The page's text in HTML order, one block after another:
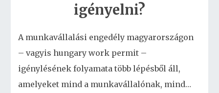
igényelni?
A munkavállalási engedély magyarországon
– vagyis hungary work permit –
igénylésének folyamata több lépésből áll,
amelyeket mind a munkavállalónak, mind…